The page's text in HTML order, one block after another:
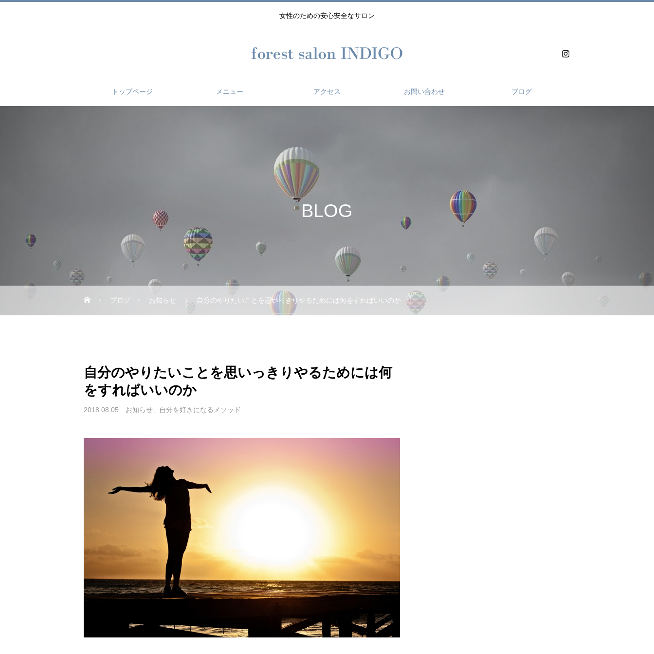
女性のための安心安全なサロン
トップページ メニュー アクセス お問い合わせ ブログ
BLOG
ブログ お知らせ 自分のやりたいことを思いっきりやるためには何をすればいいのか
自分のやりたいことを思いっきりやるためには何
をすればいいのか
2018.08.05 お知らせ 自分を好きになるメソッド